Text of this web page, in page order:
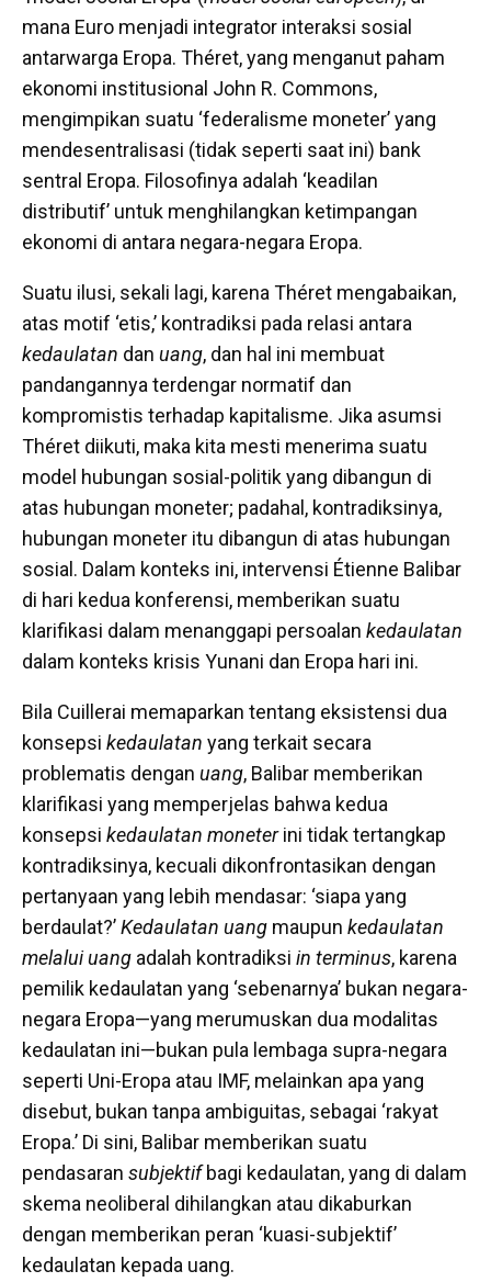
mana Euro menjadi integrator interaksi sosial
antarwarga Eropa. Théret, yang menganut paham
ekonomi institusional John R. Commons,
mengimpikan suatu ‘federalisme moneter’ yang
mendesentralisasi (tidak seperti saat ini) bank
sentral Eropa. Filosofinya adalah ‘keadilan
distributif’ untuk menghilangkan ketimpangan
ekonomi di antara negara-negara Eropa.
Suatu ilusi, sekali lagi, karena Théret mengabaikan,
atas motif ‘etis,’ kontradiksi pada relasi antara
kedaulatan dan uang, dan hal ini membuat
pandangannya terdengar normatif dan
kompromistis terhadap kapitalisme. Jika asumsi
Théret diikuti, maka kita mesti menerima suatu
model hubungan sosial-politik yang dibangun di
atas hubungan moneter; padahal, kontradiksinya,
hubungan moneter itu dibangun di atas hubungan
sosial. Dalam konteks ini, intervensi Étienne Balibar
di hari kedua konferensi, memberikan suatu
klarifikasi dalam menanggapi persoalan kedaulatan
dalam konteks krisis Yunani dan Eropa hari ini.
Bila Cuillerai memaparkan tentang eksistensi dua
konsepsi kedaulatan yang terkait secara
problematis dengan uang, Balibar memberikan
klarifikasi yang memperjelas bahwa kedua
konsepsi kedaulatan moneterini tidak tertangkap
kontradiksinya, kecuali dikonfrontasikan dengan
pertanyaan yang lebih mendasar: ‘siapa yang
berdaulat?’Kedaulatan uang maupun kedaulatan
melalui uang adalah kontradiksi in terminus, karena
pemilik kedaulatan yang ‘sebenarnya’ bukan negara-
negara Eropa—yang merumuskan dua modalitas
kedaulatan ini—bukan pula lembaga supra-negara
seperti Uni-Eropa atau IMF, melainkan apa yang
disebut, bukan tanpa ambiguitas, sebagai ‘rakyat
Eropa.’ Di sini, Balibar memberikan suatu
pendasaran subjektifbagi kedaulatan, yang di dalam
skema neoliberal dihilangkan atau dikaburkan
dengan memberikan peran ‘kuasi-subjektif’
kedaulatan kepada uang.